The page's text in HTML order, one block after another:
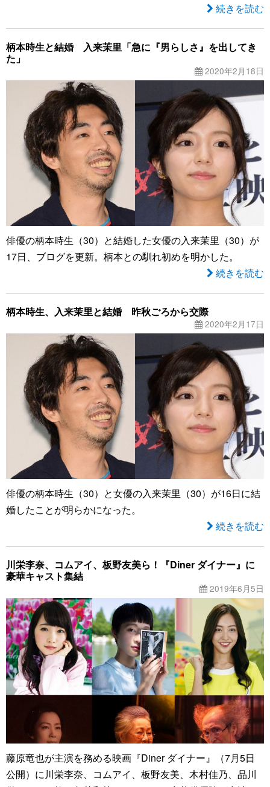
続きを読む
柄本時生と結婚 入来茉里「急に『男らしさ』を出してき
た」
2020年2月18日
俳優の柄本時生（30）と結婚した女優の入来茉里（30）が
17日、ブログを更新。柄本との馴れ初めを明かした。
続きを読む
柄本時生、入来茉里と結婚 昨秋ごろから交際
2020年2月17日
俳優の柄本時生（30）と女優の入来茉里（30）が16日に結
婚したことが明らかになった。
続きを読む
川栄李奈、コムアイ、板野友美ら！『Diner ダイナー』に
豪華キャスト集結
2019年6月5日
藤原竜也が主演を務める映画『Diner ダイナー』（7月5日
公開）に川栄李奈、コムアイ、板野友美、木村佳乃、品川